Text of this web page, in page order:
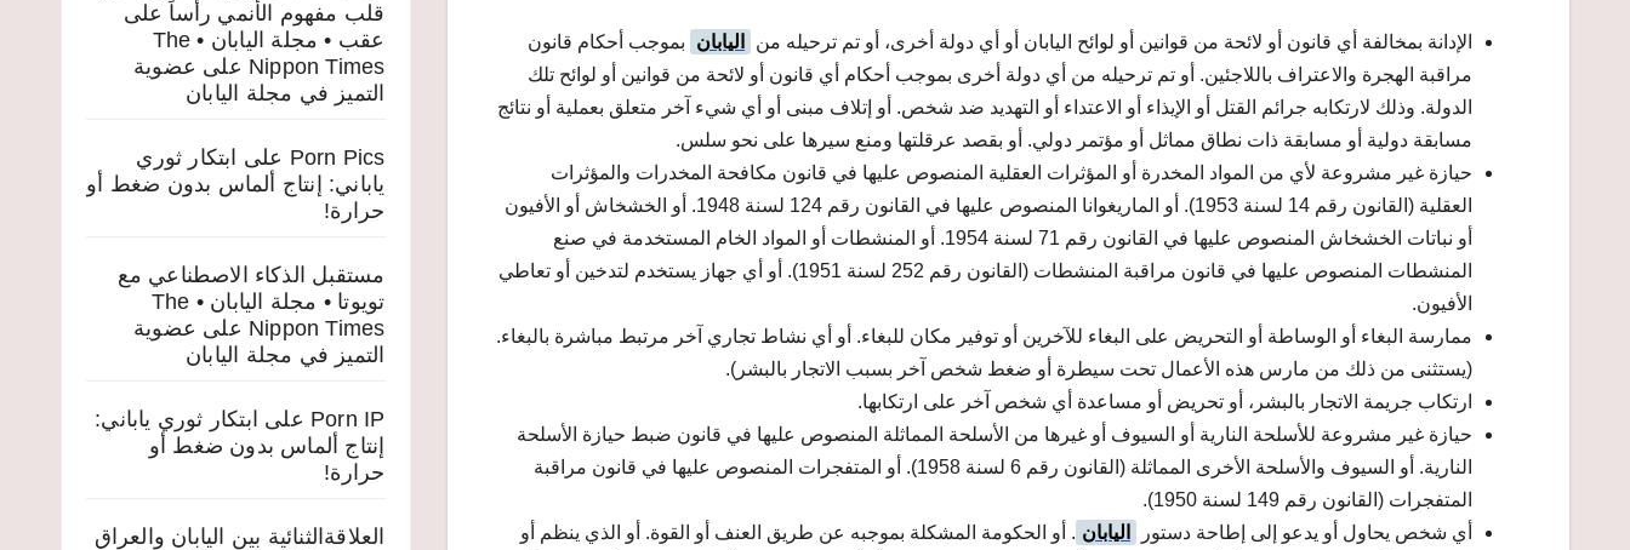
الإدانة بمخالفة أي قانون أو لائحة من قوانين أو لوائح اليابان أو أي دولة أخرى، أو تم ترحيله من اليابان
بموجب أحكام قانون
مراقبة الهجرة والاعتراف باللاجئين. أو تم ترحيله من أي دولة أخرى بموجب أحكام أي قانون أو لائحة من قوانين أو لوائح تلك
الدولة. وذلك لارتكابه جرائم القتل أو الإيذاء أو الاعتداء أو التهديد ضد شخص. أو إتلاف مبنى أو أي شيء آخر متعلق بعملية أو نتائج
مسابقة دولية أو مسابقة ذات نطاق مماثل أو مؤتمر دولي. أو بقصد عرقلتها ومنع سيرها على نحو سلس.
حيازة غير مشروعة لأي من المواد المخدرة أو المؤثرات العقلية المنصوص عليها في قانون مكافحة المخدرات والمؤثرات
العقلية (القانون رقم 14 لسنة 1953). أو الماريغوانا المنصوص عليها في القانون رقم 124 لسنة 1948. أو الخشخاش أو الأفيون
أو نباتات الخشخاش المنصوص عليها في القانون رقم 71 لسنة 1954. أو المنشطات أو المواد الخام المستخدمة في صنع
المنشطات المنصوص عليها في قانون مراقبة المنشطات (القانون رقم 252 لسنة 1951). أو أي جهاز يستخدم لتدخين أو تعاطي
الأفيون.
ممارسة البغاء أو الوساطة أو التحريض على البغاء للآخرين أو توفير مكان للبغاء. أو أي نشاط تجاري آخر مرتبط مباشرة بالبغاء.
(يستثنى من ذلك من مارس هذه الأعمال تحت سيطرة أو ضغط شخص آخر بسبب الاتجار بالبشر).
ارتكاب جريمة الاتجار بالبشر، أو تحريض أو مساعدة أي شخص آخر على ارتكابها.
حيازة غير مشروعة للأسلحة النارية أو السيوف أو غيرها من الأسلحة المماثلة المنصوص عليها في قانون ضبط حيازة الأسلحة
النارية. أو السيوف والأسلحة الأخرى المماثلة (القانون رقم 6 لسنة 1958). أو المتفجرات المنصوص عليها في قانون مراقبة
المتفجرات (القانون رقم 149 لسنة 1950).
أي شخص يحاول أو يدعو إلى إطاحة دستور
اليابان . أو الحكومة المشكلة بموجبه عن طريق العنف أو القوة. أو الذي ينظم أو
قلب مفهوم الأنمي رأساً على
عقب • مجلة اليابان • The
Nippon Times على عضوية
التميز في مجلة اليابان
Porn Pics على
ابتكار ثوري
ياباني: إنتاج ألماس بدون ضغط أو
حرارة!
مستقبل الذكاء الاصطناعي مع
تويوتا • مجلة اليابان • The
Nippon Times على عضوية
التميز في مجلة اليابان
Porn IP على ابتكار ثوري ياباني:
إنتاج ألماس بدون ضغط أو
حرارة!
العلاقةالثنائية بين اليابان والعراق